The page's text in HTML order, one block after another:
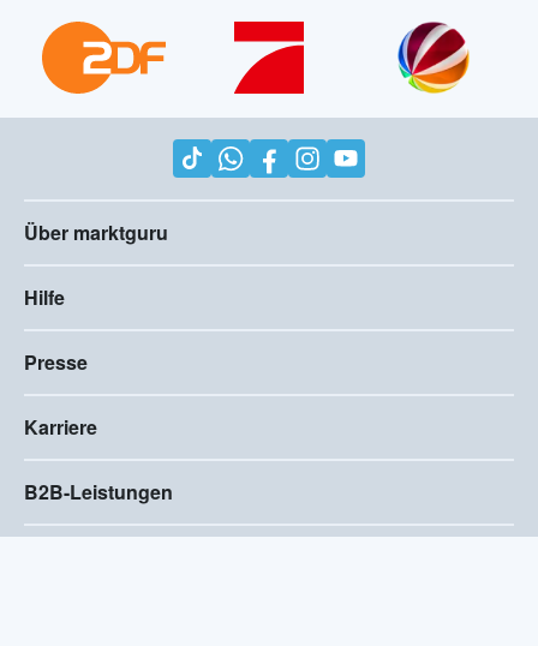
Über marktguru
Hilfe
Presse
Karriere
B2B-Leistungen